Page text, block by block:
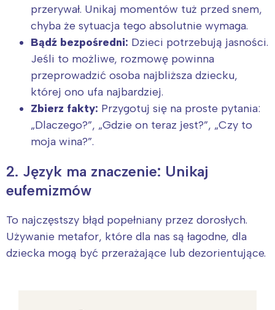
przerywał. Unikaj momentów tuż przed snem,
chyba że sytuacja tego absolutnie wymaga.
Bądź bezpośredni: Dzieci potrzebują jasności.
Jeśli to możliwe, rozmowę powinna
przeprowadzić osoba najbliższa dziecku,
której ono ufa najbardziej.
Zbierz fakty: Przygotuj się na proste pytania:
„Dlaczego?”, „Gdzie on teraz jest?”, „Czy to
moja wina?”.
2. Język ma znaczenie: Unikaj
eufemizmów
To najczęstszy błąd popełniany przez dorosłych.
Używanie metafor, które dla nas są łagodne, dla
dziecka mogą być przerażające lub dezorientujące.